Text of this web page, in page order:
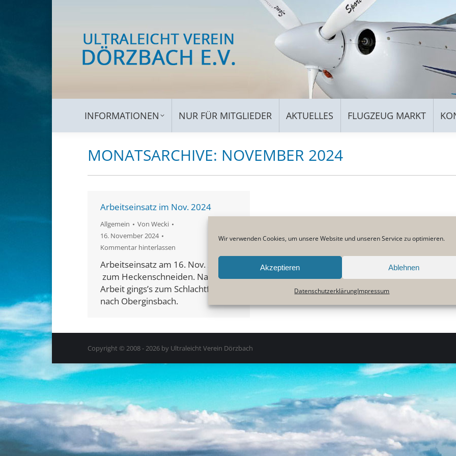
Wir verwenden Cookies, um unsere Website und unseren Service zu optimieren.
Akzeptieren Ablehnen
DatenschutzerklärungImpressum
INFORMATIONEN NUR FÜR MITGLIEDER AKTUELLES FLUGZEUG MARKT
MONATSARCHIVE: NOVEMBER 2024
Arbeitseinsatz im Nov. 2024
Allgemein Von Wecki
16. November 2024
Kommentar hinterlassen
Arbeitseinsatz am 16. Nov. 2024
zum Heckenschneiden. Nach der
Arbeit gings’s zum Schlachtfest
nach Oberginsbach.
Copyright © 2008 - 2026 by Ultraleicht Verein Dörzbach
NUR FÜR MITGLIEDER AKTUELLES FLUGZEUG MARKT